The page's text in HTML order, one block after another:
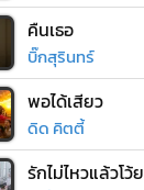
คืนเธอ
บิ๊กสุรินทร์
พอได้เสียว
ดิด คิตตี้
รักไม่ไหวแล้วโว้ย